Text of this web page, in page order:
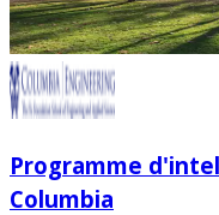
Programme
Columbia